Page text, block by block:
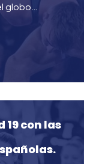
globo…
con las